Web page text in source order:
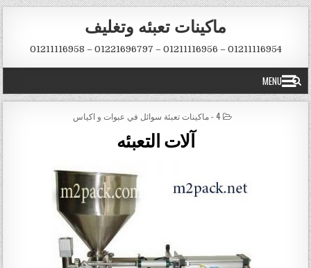
Skip to content
ماكينات تعبئه وتغليف
01211116954 – 01211116956 – 01221696797 – 01211116958
MENU
POSTED IN
4 - ماكينات تعبئة سوائل في عبوات و اكياس
آلات التعبئه